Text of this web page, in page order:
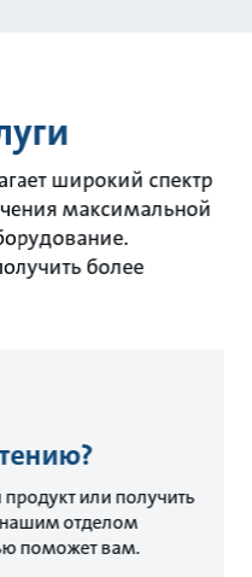
широкий спектр
максимальной
более
или получить
нашим отделом
поможет вам.